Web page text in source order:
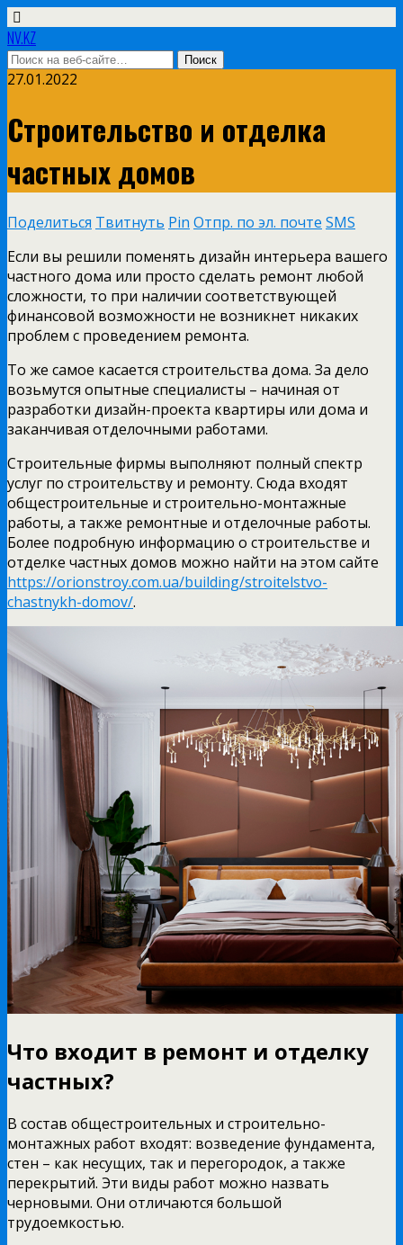
NV.KZ
27.01.2022
Строительство и отделка
частных домов
Поделиться Твитнуть Pin Отпр. по эл. почте SMS
Если вы решили поменять дизайн интерьера вашего
частного дома или просто сделать ремонт любой
сложности, то при наличии соответствующей
финансовой возможности не возникнет никаких
проблем с проведением ремонта.
То же самое касается строительства дома. За дело
возьмутся опытные специалисты – начиная от
разработки дизайн-проекта квартиры или дома и
заканчивая отделочными работами.
Строительные фирмы выполняют полный спектр
услуг по строительству и ремонту. Сюда входят
общестроительные и строительно-монтажные
работы, а также ремонтные и отделочные работы.
Более подробную информацию о строительстве и
отделке частных домов можно найти на этом сайте
https://orionstroy.com.ua/building/stroitelstvo-
chastnykh-domov/.
Что входит в ремонт и отделку
частных?
В состав общестроительных и строительно-
монтажных работ входят: возведение фундамента,
стен – как несущих, так и перегородок, а также
перекрытий. Эти виды работ можно назвать
черновыми. Они отличаются большой
трудоемкостью.